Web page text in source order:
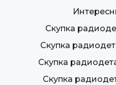
Скупка
Скупка
Скупка
Скупка